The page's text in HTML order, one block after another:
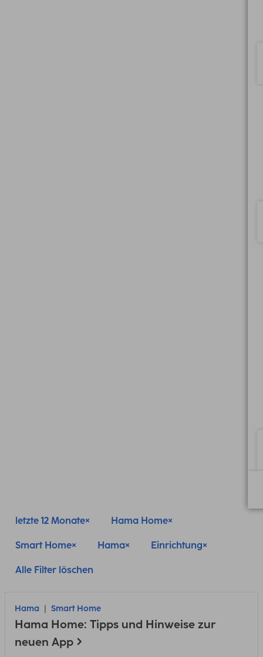
letzte 12 Monate Hama Home
Smart Home Hama Einrichtung
Alle Filter löschen
Hama Smart Home
Hama Home: Tipps und Hinweise zur
neuen App